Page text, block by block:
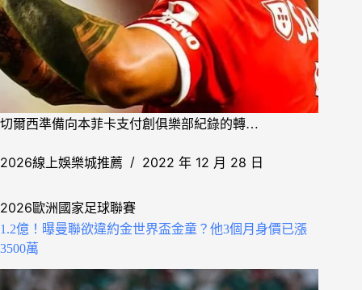
切爾西準備向本菲卡支付創俱樂部紀錄的轉…
2026線上娛樂城推薦 2022 年 12 月 28 日
2026歐洲國家足球聯賽
1.2億！曝曼聯欲違約金世界盃金童？他3個月身價已漲
3500萬